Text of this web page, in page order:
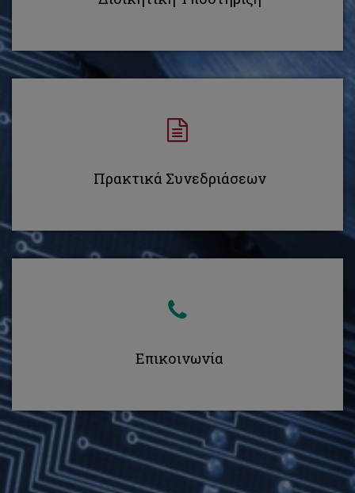
Πρακτικά Συνεδριάσεων
Επικοινωνία